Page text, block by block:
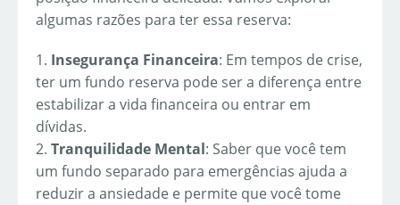
algumas razões para ter essa reserva:
1. Insegurança Financeira: Em tempos de crise,
ter um fundo reserva pode ser a diferença entre
estabilizar a vida financeira ou entrar em
dívidas.
2. Tranquilidade Mental: Saber que você tem
um fundo separado para emergências ajuda a
reduzir a ansiedade e permite que você tome